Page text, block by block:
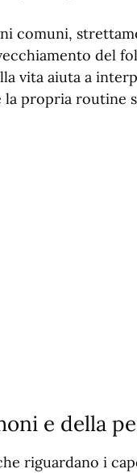
comuni,
del
vita aiuta a
propria routine
e della
riguardano i